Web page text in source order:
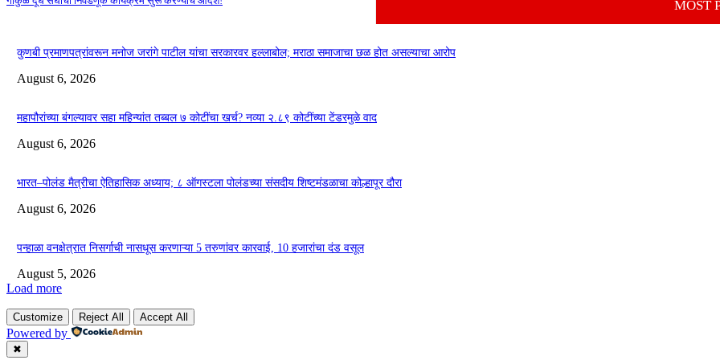
MOST
कुणबी प्रमाणपत्रांवरून मनोज जरांगे पाटील यांचा सरकारवर हल्लाबोल; मराठा समाजाचा छळ होत असल्याचा आरोप
August 6, 2026
महापौरांच्या बंगल्यावर सहा महिन्यांत तब्बल ७ कोटींचा खर्च? नव्या २.८९ कोटींच्या टेंडरमुळे वाद
August 6, 2026
भारत–पोलंड मैत्रीचा ऐतिहासिक अध्याय; ८ ऑगस्टला पोलंडच्या संसदीय शिष्टमंडळाचा कोल्हापूर दौरा
August 6, 2026
पन्हाळा वनक्षेत्रात निसर्गाची नासधूस करणाऱ्या 5 तरुणांवर कारवाई, 10 हजारांचा दंड वसूल
August 5, 2026
Load more
Customize Reject All Accept All
Powered by
✖